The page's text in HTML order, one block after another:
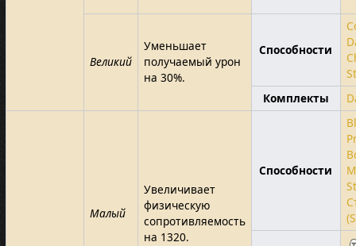
Великий
Уменьшает
получаемый урон
на 30%.
Способности
Комплекты
Малый
Увеличивает
физическую
сопротивляемость
на 1320.
Способности